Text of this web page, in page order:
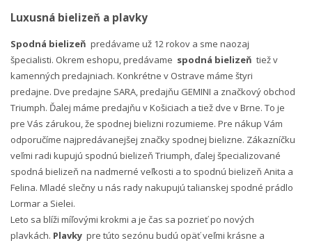
Luxusná bielizeň a plavky
Spodná bielizeň predávame už 12 rokov a sme naozaj
špecialisti. Okrem eshopu, predávame spodná bielizeň tiež v
kamenných predajniach. Konkrétne v Ostrave máme štyri
predajne. Dve predajne SARA, predajňu GEMINI a značkový obchod
Triumph. Ďalej máme predajňu v Košiciach a tiež dve v Brne. To je
pre Vás zárukou, že spodnej bielizni rozumieme. Pre nákup Vám
odporučíme najpredávanejšej značky spodnej bielizne. Zákazníčku
veľmi radi kupujú spodnú bielizeň Triumph, ďalej špecializované
spodná bielizeň na nadmerné veľkosti a to spodnú bielizeň Anita a
Felina. Mladé slečny u nás rady nakupujú talianskej spodné prádlo
Lormar a Sielei.
Leto sa blíži míľovými krokmi a je čas sa pozrieť po nových
plavkách. Plavky pre túto sezónu budú opäť veľmi krásne a